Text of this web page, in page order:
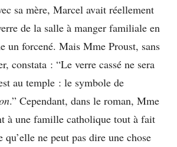
sa mère, Marcel avait réellement
de la salle à manger familiale en
un forcené. Mais Mme Proust, sans
constata : “Le verre cassé ne sera
au temple : le symbole de
.” Cependant, dans le roman, Mme
à une famille catholique tout à fait
qu’elle ne peut pas dire une chose